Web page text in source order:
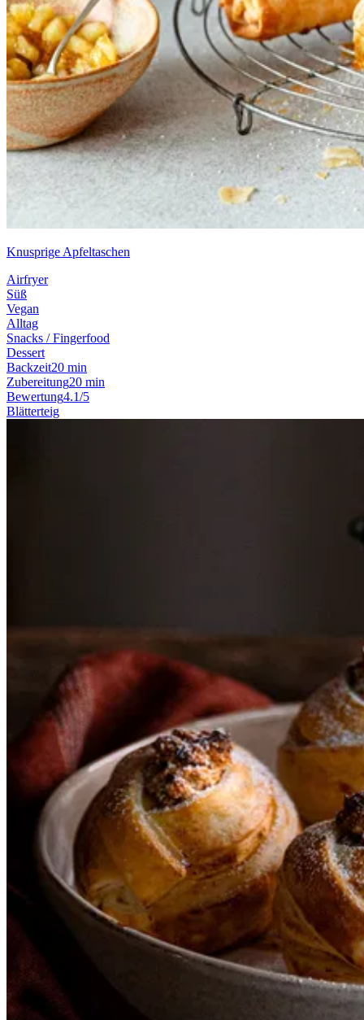
Knusprige Apfeltaschen
Airfryer
Süß
Vegan
Alltag
Snacks / Fingerfood
Dessert
Backzeit20 min
Zubereitung20 min
Bewertung4.1/5
Blätterteig